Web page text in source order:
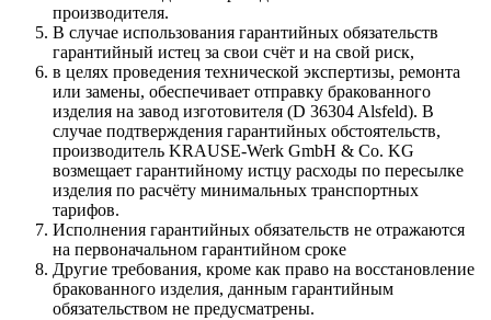
производителя.
В случае использования гарантийных обязательств
гарантийный истец за свои счёт и на свой риск,
в целях проведения технической экспертизы, ремонта
или замены, обеспечивает отправку бракованного
изделия на завод изготовителя (D 36304 Alsfeld). В
случае подтверждения гарантийных обстоятельств,
производитель KRAUSE-Werk GmbH & Со. KG
возмещает гарантийному истцу расходы по пересылке
изделия по расчёту минимальных транспортных
тарифов.
Исполнения гарантийных обязательств не отражаются
на первоначальном гарантийном сроке
Другие требования, кроме как право на восстановление
бракованного изделия, данным гарантийным
обязательством не предусматрены.